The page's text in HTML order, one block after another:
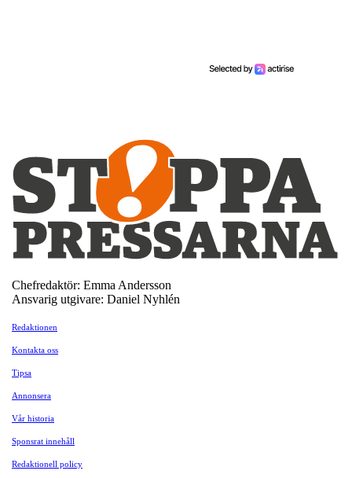
Chefredaktör: Emma Andersson
Ansvarig utgivare: Daniel Nyhlén
Redaktionen
Kontakta oss
Tipsa
Annonsera
Vår historia
Sponsrat innehåll
Redaktionell policy